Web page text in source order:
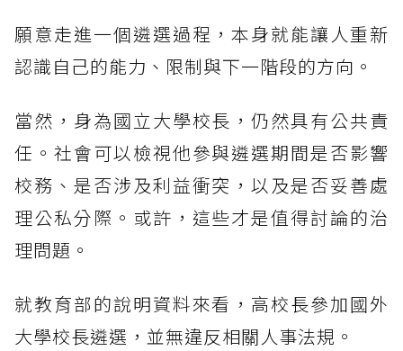
願意走進一個遴選過程，本身就能讓人重新
認識自己的能力、限制與下一階段的方向。
當然，身為國立大學校長，仍然具有公共責
任。社會可以檢視他參與遴選期間是否影響
校務、是否涉及利益衝突，以及是否妥善處
理公私分際。或許，這些才是值得討論的治
理問題。
就教育部的說明資料來看，高校長參加國外
大學校長遴選，並無違反相關人事法規。